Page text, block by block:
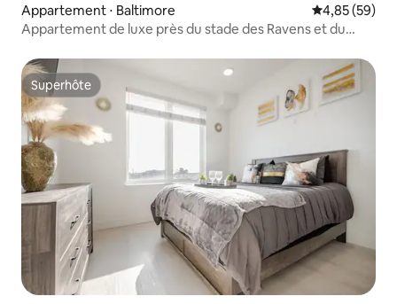
Appartement ⋅ Baltimore Évaluation
4,85 (59)
Appartement de luxe près du stade des Ravens et du
Superhôte
Superhôte